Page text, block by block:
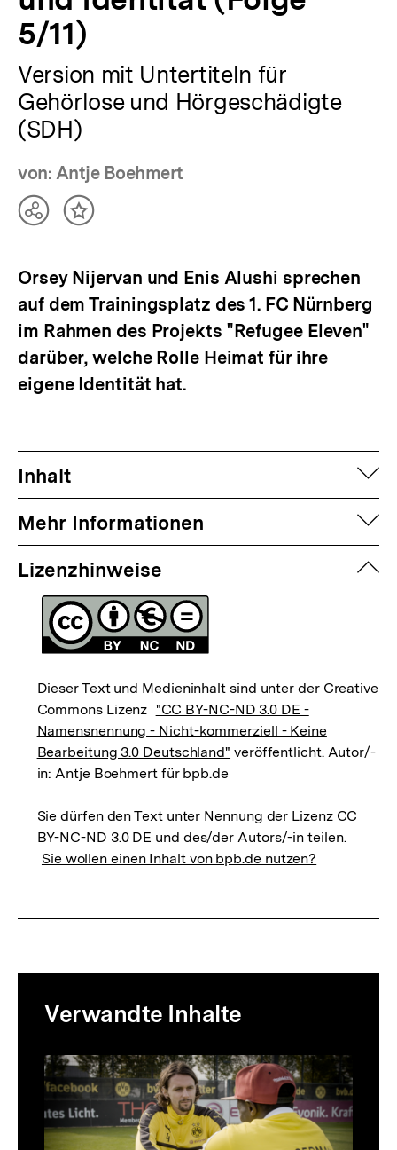
5/11)
Version mit Untertiteln für
Gehörlose und Hörgeschädigte
(SDH)
von: Antje Boehmert
TeilenInhalt
Orsey Nijervan und Enis Alushi sprechen
auf dem Trainingsplatz des 1. FC Nürnberg
im Rahmen des Projekts "Refugee Eleven"
darüber, welche Rolle Heimat für ihre
eigene Identität hat.
Inhalt
Mehr Informationen
Lizenzhinweise
Dieser Text und Medieninhalt sind unter der Creative
Commons Lizenz "CC BY-NC-ND 3.0 DE -
Namensnennung - Nicht-kommerziell - Keine
Bearbeitung 3.0 Deutschland" veröffentlicht. Autor/-
in: Antje Boehmert für bpb.de
Sie dürfen den Text unter Nennung der Lizenz CC
BY-NC-ND 3.0 DE und des/der Autors/-in teilen.
Sie wollen einen Inhalt von bpb.de nutzen?
zur
Thematik
Verwandte Inhalte
Inhaltskarussell
überspringen